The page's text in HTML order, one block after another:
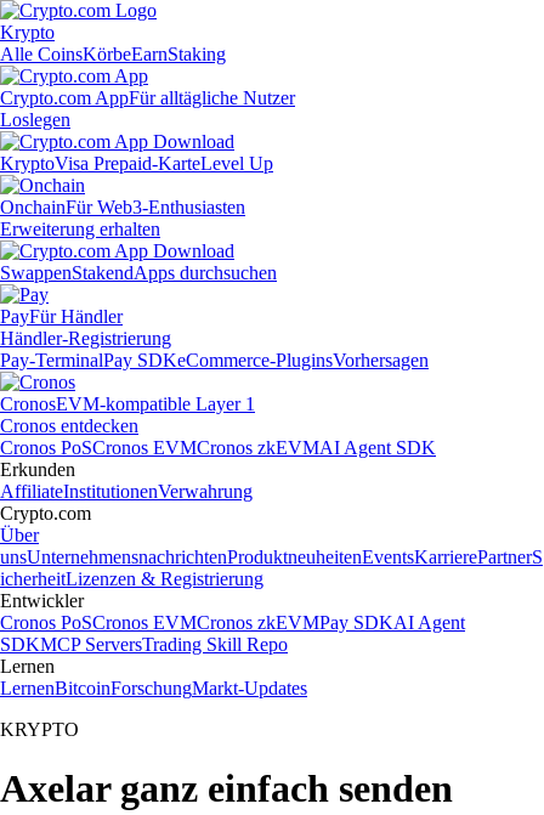
Krypto
Alle CoinsKörbeEarnStaking
Crypto.com AppFür alltägliche Nutzer
Loslegen
KryptoVisa Prepaid-KarteLevel Up
OnchainFür Web3-Enthusiasten
Erweiterung erhalten
SwappenStakendApps durchsuchen
PayFür Händler
Händler-Registrierung
Pay-TerminalPay SDKeCommerce-PluginsVorhersagen
CronosEVM-kompatible Layer 1
Cronos entdecken
Cronos PoSCronos EVMCronos zkEVMAI Agent SDK
Erkunden
AffiliateInstitutionenVerwahrung
Crypto.com
Über
unsUnternehmensnachrichtenProduktneuheitenEventsKarrierePartnerS
icherheitLizenzen & Registrierung
Entwickler
Cronos PoSCronos EVMCronos zkEVMPay SDKAI Agent
SDKMCP ServersTrading Skill Repo
Lernen
LernenBitcoinForschungMarkt-Updates
KRYPTO
Axelar ganz einfach senden